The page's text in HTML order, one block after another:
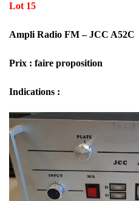
Lot 15
Ampli Radio FM – JCC A52C
Prix : faire proposition
Indications :